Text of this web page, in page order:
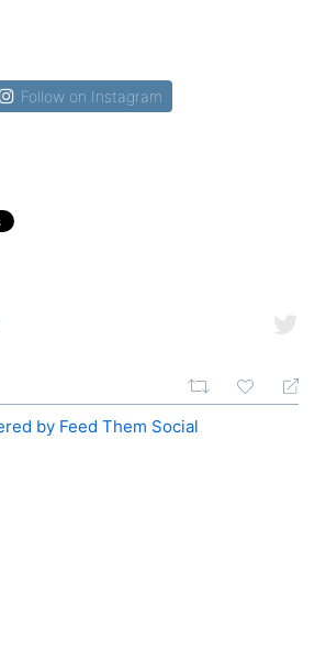
Follow on Instagram
by Feed Them Social